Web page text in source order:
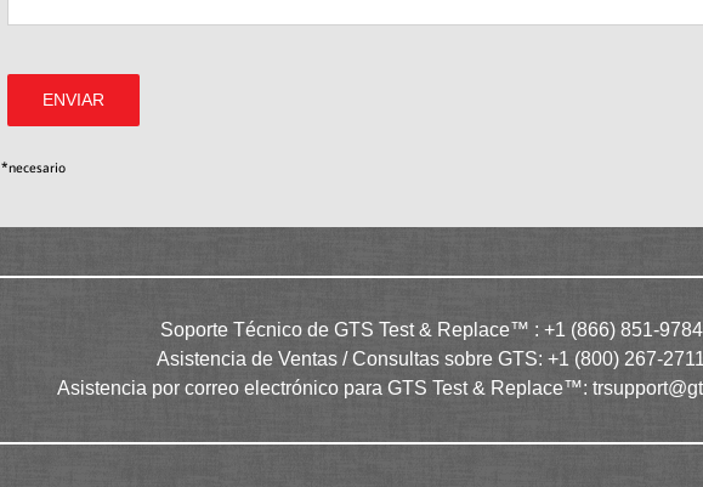
*necesario
Soporte Técnico de GTS Test & Replace™ : +1 (866) 851-9784
Asistencia de Ventas / Consultas sobre GTS: +1 (800) 267-2711
Asistencia por correo electrónico para GTS Test & Replace™: